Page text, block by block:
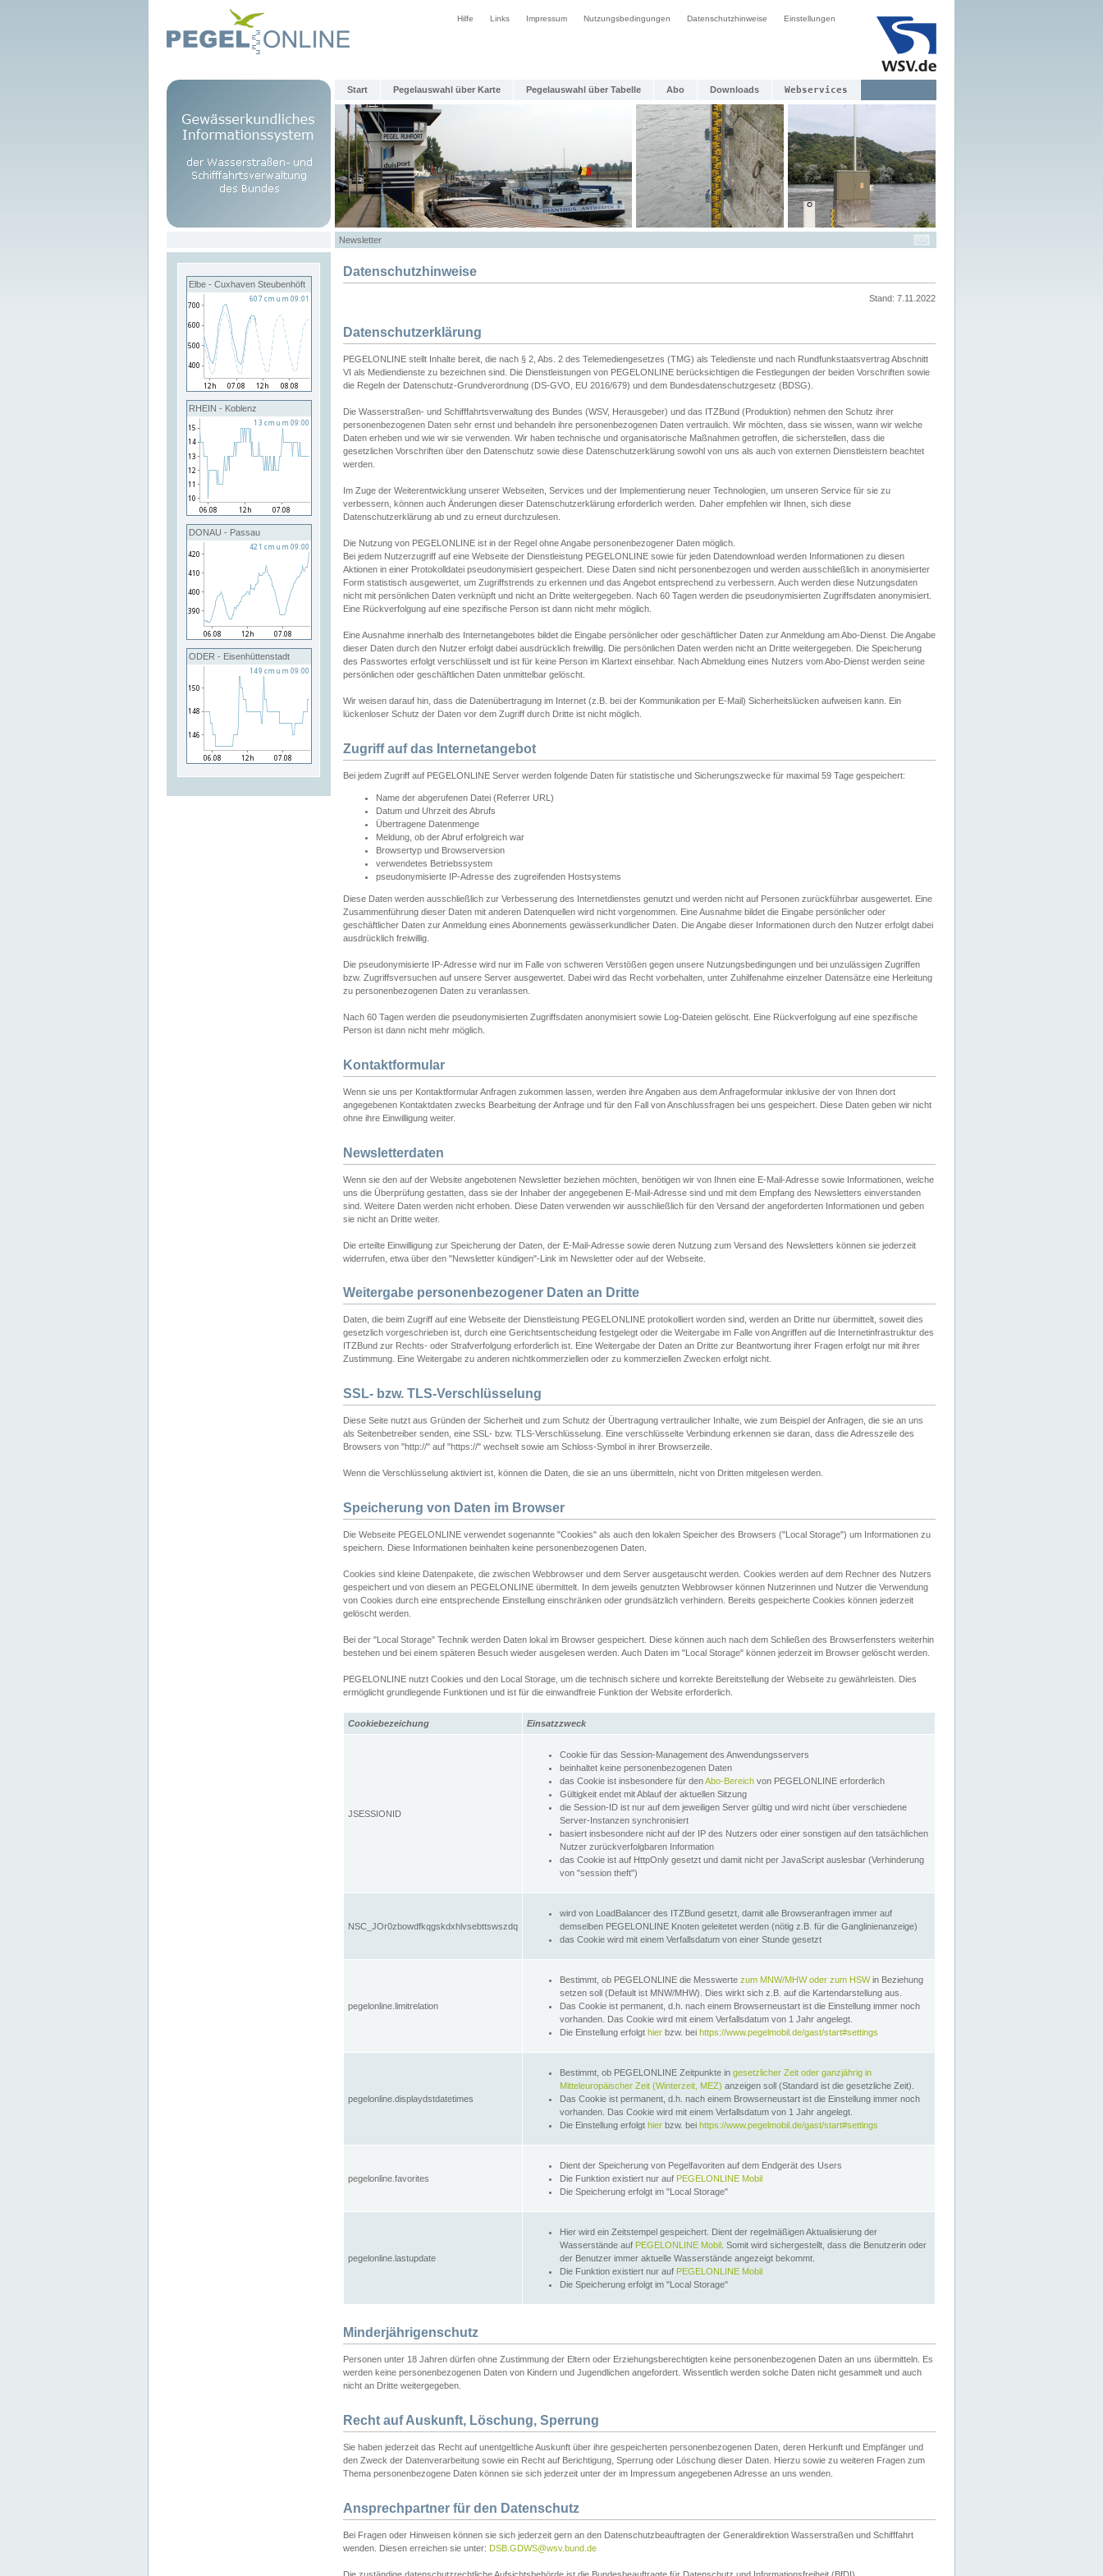
Hilfe Links Impressum Nutzungsbedingungen Datenschutzhinweise Einstellungen
Start Pegelauswahl über Karte Pegelauswahl über Tabelle Abo Downloads Webservices
Newsletter
Elbe - Cuxhaven Steubenhöft
RHEIN - Koblenz
DONAU - Passau
ODER - Eisenhüttenstadt
Datenschutzhinweise
Stand: 7.11.2022
Datenschutzerklärung
PEGELONLINE stellt Inhalte bereit, die nach § 2, Abs. 2 des Telemediengesetzes (TMG) als Teledienste und nach Rundfunkstaatsvertrag Abschnitt
VI als Mediendienste zu bezeichnen sind. Die Dienstleistungen von PEGELONLINE berücksichtigen die Festlegungen der beiden Vorschriften sowie
die Regeln der Datenschutz-Grundverordnung (DS-GVO, EU 2016/679) und dem Bundesdatenschutzgesetz (BDSG).
Die Wasserstraßen- und Schifffahrtsverwaltung des Bundes (WSV, Herausgeber) und das ITZBund (Produktion) nehmen den Schutz ihrer
personenbezogenen Daten sehr ernst und behandeln ihre personenbezogenen Daten vertraulich. Wir möchten, dass sie wissen, wann wir welche
Daten erheben und wie wir sie verwenden. Wir haben technische und organisatorische Maßnahmen getroffen, die sicherstellen, dass die
gesetzlichen Vorschriften über den Datenschutz sowie diese Datenschutzerklärung sowohl von uns als auch von externen Dienstleistern beachtet
werden.
Im Zuge der Weiterentwicklung unserer Webseiten, Services und der Implementierung neuer Technologien, um unseren Service für sie zu
verbessern, können auch Änderungen dieser Datenschutzerklärung erforderlich werden. Daher empfehlen wir Ihnen, sich diese
Datenschutzerklärung ab und zu erneut durchzulesen.
Die Nutzung von PEGELONLINE ist in der Regel ohne Angabe personenbezogener Daten möglich.
Bei jedem Nutzerzugriff auf eine Webseite der Dienstleistung PEGELONLINE sowie für jeden Datendownload werden Informationen zu diesen
Aktionen in einer Protokolldatei pseudonymisiert gespeichert. Diese Daten sind nicht personenbezogen und werden ausschließlich in anonymisierter
Form statistisch ausgewertet, um Zugriffstrends zu erkennen und das Angebot entsprechend zu verbessern. Auch werden diese Nutzungsdaten
nicht mit persönlichen Daten verknüpft und nicht an Dritte weitergegeben. Nach 60 Tagen werden die pseudonymisierten Zugriffsdaten anonymisiert.
Eine Rückverfolgung auf eine spezifische Person ist dann nicht mehr möglich.
Eine Ausnahme innerhalb des Internetangebotes bildet die Eingabe persönlicher oder geschäftlicher Daten zur Anmeldung am Abo-Dienst. Die Angabe
dieser Daten durch den Nutzer erfolgt dabei ausdrücklich freiwillig. Die persönlichen Daten werden nicht an Dritte weitergegeben. Die Speicherung
des Passwortes erfolgt verschlüsselt und ist für keine Person im Klartext einsehbar. Nach Abmeldung eines Nutzers vom Abo-Dienst werden seine
persönlichen oder geschäftlichen Daten unmittelbar gelöscht.
Wir weisen darauf hin, dass die Datenübertragung im Internet (z.B. bei der Kommunikation per E-Mail) Sicherheitslücken aufweisen kann. Ein
lückenloser Schutz der Daten vor dem Zugriff durch Dritte ist nicht möglich.
Zugriff auf das Internetangebot
Bei jedem Zugriff auf PEGELONLINE Server werden folgende Daten für statistische und Sicherungszwecke für maximal 59 Tage gespeichert:
Name der abgerufenen Datei (Referrer URL)
Datum und Uhrzeit des Abrufs
Übertragene Datenmenge
Meldung, ob der Abruf erfolgreich war
Browsertyp und Browserversion
verwendetes Betriebssystem
pseudonymisierte IP-Adresse des zugreifenden Hostsystems
Diese Daten werden ausschließlich zur Verbesserung des Internetdienstes genutzt und werden nicht auf Personen zurückführbar ausgewertet. Eine
Zusammenführung dieser Daten mit anderen Datenquellen wird nicht vorgenommen. Eine Ausnahme bildet die Eingabe persönlicher oder
geschäftlicher Daten zur Anmeldung eines Abonnements gewässerkundlicher Daten. Die Angabe dieser Informationen durch den Nutzer erfolgt dabei
ausdrücklich freiwillig.
Die pseudonymisierte IP-Adresse wird nur im Falle von schweren Verstößen gegen unsere Nutzungsbedingungen und bei unzulässigen Zugriffen
bzw. Zugriffsversuchen auf unsere Server ausgewertet. Dabei wird das Recht vorbehalten, unter Zuhilfenahme einzelner Datensätze eine Herleitung
zu personenbezogenen Daten zu veranlassen.
Nach 60 Tagen werden die pseudonymisierten Zugriffsdaten anonymisiert sowie Log-Dateien gelöscht. Eine Rückverfolgung auf eine spezifische
Person ist dann nicht mehr möglich.
Kontaktformular
Wenn sie uns per Kontaktformular Anfragen zukommen lassen, werden ihre Angaben aus dem Anfrageformular inklusive der von Ihnen dort
angegebenen Kontaktdaten zwecks Bearbeitung der Anfrage und für den Fall von Anschlussfragen bei uns gespeichert. Diese Daten geben wir nicht
ohne ihre Einwilligung weiter.
Newsletterdaten
Wenn sie den auf der Website angebotenen Newsletter beziehen möchten, benötigen wir von Ihnen eine E-Mail-Adresse sowie Informationen, welche
uns die Überprüfung gestatten, dass sie der Inhaber der angegebenen E-Mail-Adresse sind und mit dem Empfang des Newsletters einverstanden
sind. Weitere Daten werden nicht erhoben. Diese Daten verwenden wir ausschließlich für den Versand der angeforderten Informationen und geben
sie nicht an Dritte weiter.
Die erteilte Einwilligung zur Speicherung der Daten, der E-Mail-Adresse sowie deren Nutzung zum Versand des Newsletters können sie jederzeit
widerrufen, etwa über den "Newsletter kündigen"-Link im Newsletter oder auf der Webseite.
Weitergabe personenbezogener Daten an Dritte
Daten, die beim Zugriff auf eine Webseite der Dienstleistung PEGELONLINE protokolliert worden sind, werden an Dritte nur übermittelt, soweit dies
gesetzlich vorgeschrieben ist, durch eine Gerichtsentscheidung festgelegt oder die Weitergabe im Falle von Angriffen auf die Internetinfrastruktur des
ITZBund zur Rechts- oder Strafverfolgung erforderlich ist. Eine Weitergabe der Daten an Dritte zur Beantwortung ihrer Fragen erfolgt nur mit ihrer
Zustimmung. Eine Weitergabe zu anderen nichtkommerziellen oder zu kommerziellen Zwecken erfolgt nicht.
SSL- bzw. TLS-Verschlüsselung
Diese Seite nutzt aus Gründen der Sicherheit und zum Schutz der Übertragung vertraulicher Inhalte, wie zum Beispiel der Anfragen, die sie an uns
als Seitenbetreiber senden, eine SSL- bzw. TLS-Verschlüsselung. Eine verschlüsselte Verbindung erkennen sie daran, dass die Adresszeile des
Browsers von "http://" auf "https://" wechselt sowie am Schloss-Symbol in ihrer Browserzeile.
Wenn die Verschlüsselung aktiviert ist, können die Daten, die sie an uns übermitteln, nicht von Dritten mitgelesen werden.
Speicherung von Daten im Browser
Die Webseite PEGELONLINE verwendet sogenannte "Cookies" als auch den lokalen Speicher des Browsers ("Local Storage") um Informationen zu
speichern. Diese Informationen beinhalten keine personenbezogenen Daten.
Cookies sind kleine Datenpakete, die zwischen Webbrowser und dem Server ausgetauscht werden. Cookies werden auf dem Rechner des Nutzers
gespeichert und von diesem an PEGELONLINE übermittelt. In dem jeweils genutzten Webbrowser können Nutzerinnen und Nutzer die Verwendung
von Cookies durch eine entsprechende Einstellung einschränken oder grundsätzlich verhindern. Bereits gespeicherte Cookies können jederzeit
gelöscht werden.
Bei der "Local Storage" Technik werden Daten lokal im Browser gespeichert. Diese können auch nach dem Schließen des Browserfensters weiterhin
bestehen und bei einem späteren Besuch wieder ausgelesen werden. Auch Daten im "Local Storage" können jederzeit im Browser gelöscht werden.
PEGELONLINE nutzt Cookies und den Local Storage, um die technisch sichere und korrekte Bereitstellung der Webseite zu gewährleisten. Dies
ermöglicht grundlegende Funktionen und ist für die einwandfreie Funktion der Website erforderlich.
Cookiebezeichung Einsatzzweck
JSESSIONID
Cookie für das Session-Management des Anwendungsservers
beinhaltet keine personenbezogenen Daten
das Cookie ist insbesondere für denAbo-Bereich von PEGELONLINE erforderlich
Gültigkeit endet mit Ablauf der aktuellen Sitzung
die Session-ID ist nur auf dem jeweiligen Server gültig und wird nicht über verschiedene
Server-Instanzen synchronisiert
basiert insbesondere nicht auf der IP des Nutzers oder einer sonstigen auf den tatsächlichen
Nutzer zurückverfolgbaren Information
das Cookie ist auf HttpOnly gesetzt und damit nicht per JavaScript auslesbar (Verhinderung
von "session theft")
NSC_JOr0zbowdfkqgskdxhlvsebttswszdq
wird von LoadBalancer des ITZBund gesetzt, damit alle Browseranfragen immer auf
demselben PEGELONLINE Knoten geleitetet werden (nötig z.B. für die Ganglinienanzeige)
das Cookie wird mit einem Verfallsdatum von einer Stunde gesetzt
pegelonline.limitrelation
Bestimmt, ob PEGELONLINE die Messwerte zum MNW/MHW oder zum HSWin Beziehung
setzen soll (Default ist MNW/MHW). Dies wirkt sich z.B. auf die Kartendarstellung aus.
Das Cookie ist permanent, d.h. nach einem Browserneustart ist die Einstellung immer noch
vorhanden. Das Cookie wird mit einem Verfallsdatum von 1 Jahr angelegt.
Die Einstellung erfolgt hier bzw. bei https://www.pegelmobil.de/gast/start#settings
pegelonline.displaydstdatetimes
Bestimmt, ob PEGELONLINE Zeitpunkte in gesetzlicher Zeit oder ganzjährig in
Mitteleuropäischer Zeit (Winterzeit, MEZ) anzeigen soll (Standard ist die gesetzliche Zeit).
Das Cookie ist permanent, d.h. nach einem Browserneustart ist die Einstellung immer noch
vorhanden. Das Cookie wird mit einem Verfallsdatum von 1 Jahr angelegt.
Die Einstellung erfolgt hier bzw. bei https://www.pegelmobil.de/gast/start#settings
pegelonline.favorites
Dient der Speicherung von Pegelfavoriten auf dem Endgerät des Users
Die Funktion existiert nur auf PEGELONLINE Mobil
Die Speicherung erfolgt im "Local Storage"
pegelonline.lastupdate
Hier wird ein Zeitstempel gespeichert. Dient der regelmäßigen Aktualisierung der
Wasserstände auf PEGELONLINE Mobil . Somit wird sichergestellt, dass die Benutzerin oder
der Benutzer immer aktuelle Wasserstände angezeigt bekommt.
Die Funktion existiert nur auf PEGELONLINE Mobil
Die Speicherung erfolgt im "Local Storage"
Minderjährigenschutz
Personen unter 18 Jahren dürfen ohne Zustimmung der Eltern oder Erziehungsberechtigten keine personenbezogenen Daten an uns übermitteln. Es
werden keine personenbezogenen Daten von Kindern und Jugendlichen angefordert. Wissentlich werden solche Daten nicht gesammelt und auch
nicht an Dritte weitergegeben.
Recht auf Auskunft, Löschung, Sperrung
Sie haben jederzeit das Recht auf unentgeltliche Auskunft über ihre gespeicherten personenbezogenen Daten, deren Herkunft und Empfänger und
den Zweck der Datenverarbeitung sowie ein Recht auf Berichtigung, Sperrung oder Löschung dieser Daten. Hierzu sowie zu weiteren Fragen zum
Thema personenbezogene Daten können sie sich jederzeit unter der im Impressum angegebenen Adresse an uns wenden.
Ansprechpartner für den Datenschutz
Bei Fragen oder Hinweisen können sie sich jederzeit gern an den Datenschutzbeauftragten der Generaldirektion Wasserstraßen und Schifffahrt
wenden. Diesen erreichen sie unter: DSB.GDWS@wsv.bund.de